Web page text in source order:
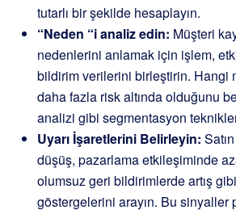
tutarlı bir şekilde hesaplayın.
“Neden “i analiz edin: Müşteri
nedenlerini anlamak için işlem,
bildirim verilerini birleştirin. Hangi
daha fazla risk altında olduğunu
analizi gibi segmentasyon
Uyarı İşaretlerini Belirleyin:
düşüş, pazarlama etkileşiminde
olumsuz geri bildirimlerde artış
göstergelerini arayın. Bu sinyaller